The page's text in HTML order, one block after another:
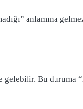
anlamına
gelebilir. Bu duruma